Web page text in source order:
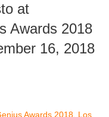
at
Awards 2018
16, 2018